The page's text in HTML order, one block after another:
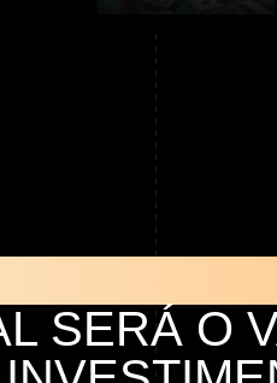
SERÁ O